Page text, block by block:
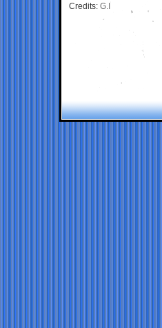
Credits: G.I